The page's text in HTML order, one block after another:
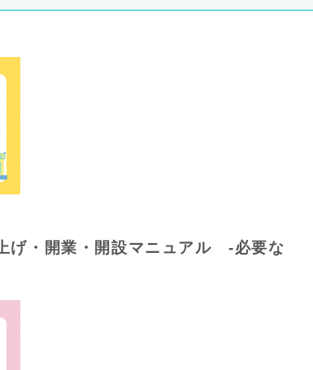
げ・開業・開設マニュアル -必要な